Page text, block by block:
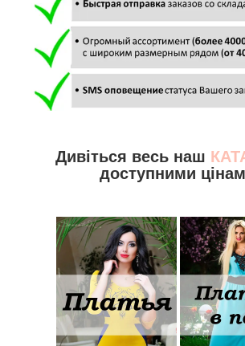
Дивіться весь наш
доступними